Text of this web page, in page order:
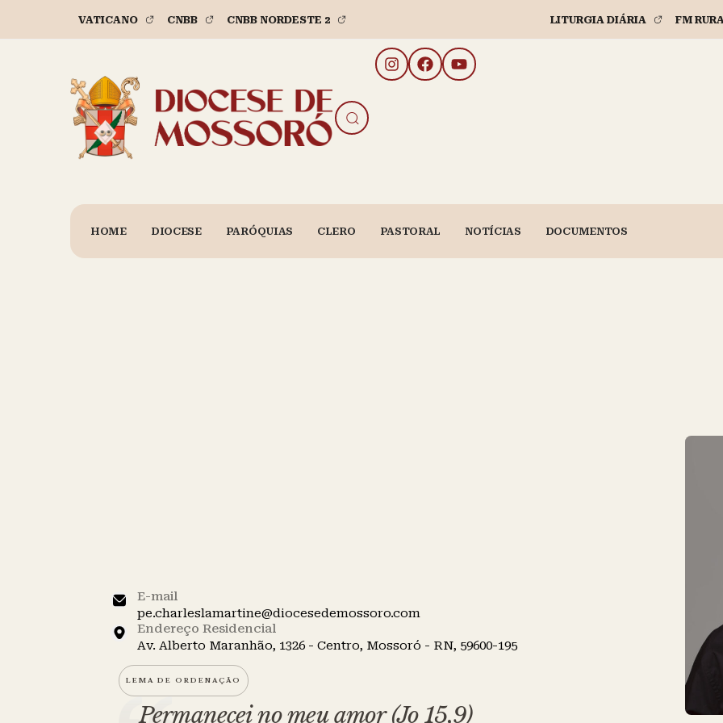
VATICANO CNBB CNBB NORDESTE 2 LITURGIA DIÁRIA FM
HOME DIOCESE PARÓQUIAS CLERO PASTORAL NOTÍCIAS DOCUMENTOS
E-mail
pe.charleslamartine@diocesedemossoro.com
Endereço Residencial
Av. Alberto Maranhão, 1326 - Centro, Mossoró - RN, 59600-195
LEMA DE ORDENAÇÃO
Permanecei no meu amor (Jo 15,9)